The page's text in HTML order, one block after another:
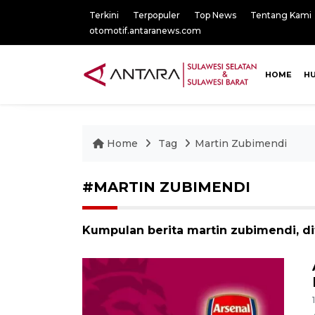
Terkini Terpopuler Top News
Tentang Kami
otomotif.antaranews.com
HOME
Home Tag Martin Zubimendi
#MARTIN ZUBIMENDI
Kumpulan berita martin zubimendi,